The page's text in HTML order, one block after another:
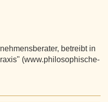
betreibt in
(www.philosophische-